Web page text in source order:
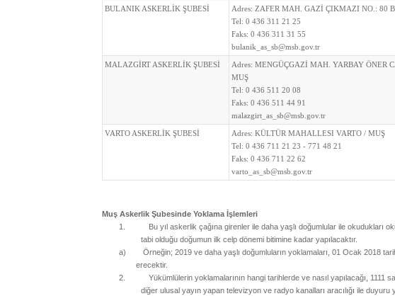
BULANIK ASKERLİK ŞUBESİ Adres: ZAFER MAH. GAZİ ÇIKMAZI NO.: 80
Tel: 0 436 311 21 25
Faks: 0 436 311 31 55
bulanik_as_sb@msb.gov.tr
MALAZGİRT ASKERLİK ŞUBESİ Adres: MENGÜÇGAZİ MAH. YARBAY ÖNER
MUŞ
Tel: 0 436 511 20 08
Faks: 0 436 511 44 91
malazgirt_as_sb@msb.gov.tr
VARTO ASKERLİK ŞUBESİ Adres: KÜLTÜR MAHALLESI VARTO / MUŞ
Tel: 0 436 711 21 23 - 771 48 21
Faks: 0 436 711 22 62
varto_as_sb@msb.gov.tr
Muş Askerlik Şubesinde Yoklama İşlemleri
1.
Bu yıl askerlik çağına girenler ile daha yaşlı doğumlular ile okudukları
tabi olduğu doğumun ilk celp dönemi bitimine kadar yapılacaktır.
a)
Örneğin; 2019 ve daha yaşlı doğumluların yoklamaları, 01 Ocak 2018
erecektir.
2.
Yükümlülerin yoklamalarının hangi tarihlerde ve nasıl yapılacağı, 1111
diğer ulusal yayın yapan televizyon ve radyo kanalları aracılığı ile